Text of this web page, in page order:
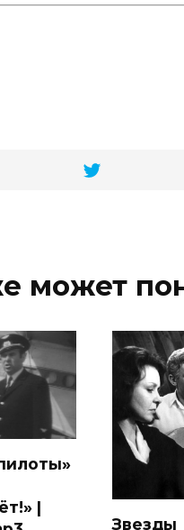
может
|
Звезды